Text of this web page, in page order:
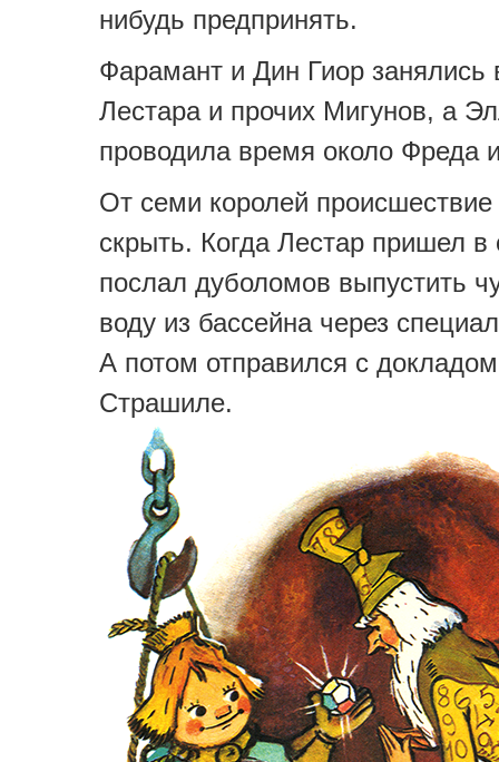
нибудь предпринять.
Фарамант и Дин Гиор занялись
Лестара и прочих Мигунов, а
проводила время около Фреда
От семи королей происшествие
скрыть. Когда Лестар пришел в
послал дуболомов выпустить
воду из бассейна через
А потом отправился с
Страшиле.